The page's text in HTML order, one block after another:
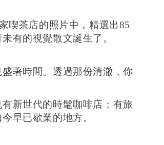
喫茶店的照片中，精選出85
有的視覺散文誕生了。
著時間。透過那份清澈，你
新世代的時髦咖啡店；有旅
早已歇業的地方。